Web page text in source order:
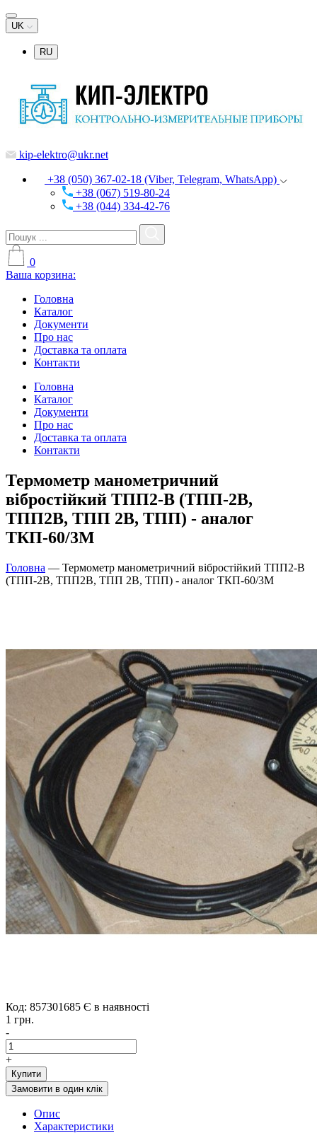
UK
RU
kip-elektro@ukr.net
+38 (050) 367-02-18 (Viber, Telegram, WhatsApp)
+38 (067) 519-80-24
+38 (044) 334-42-76
0
Ваша корзина:
Головна
Каталог
Документи
Про нас
Доставка та оплата
Контакти
Головна
Каталог
Документи
Про нас
Доставка та оплата
Контакти
Термометр манометричний
вібростійкий ТПП2-В (ТПП-2В,
ТПП2В, ТПП 2В, ТПП) - аналог
ТКП-60/3М
Головна — Термометр манометричний вібростійкий ТПП2-В
(ТПП-2В, ТПП2В, ТПП 2В, ТПП) - аналог ТКП-60/3М
Код: 857301685 Є в наявності
1 грн.
-
+
Купити
Замовити в один клік
Опис
Характеристики